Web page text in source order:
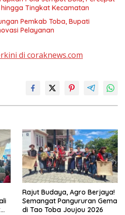
Tingkat Kecamatan
Pemkab Toba, Bupati
Pelayanan
di coraknews.com
Rajut Budaya, Agro Berjaya!
Semangat Pangururan Gema
di Tao Toba Joujou 2026